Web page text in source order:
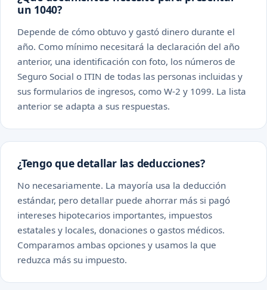
un 1040?
Depende de cómo obtuvo y gastó dinero durante el
año. Como mínimo necesitará la declaración del año
anterior, una identificación con foto, los números de
Seguro Social o ITIN de todas las personas incluidas y
sus formularios de ingresos, como W-2 y 1099. La lista
anterior se adapta a sus respuestas.
¿Tengo que detallar las deducciones?
No necesariamente. La mayoría usa la deducción
estándar, pero detallar puede ahorrar más si pagó
intereses hipotecarios importantes, impuestos
estatales y locales, donaciones o gastos médicos.
Comparamos ambas opciones y usamos la que
reduzca más su impuesto.